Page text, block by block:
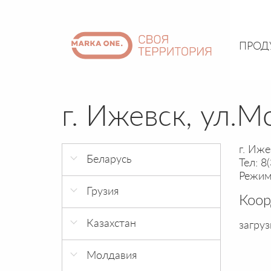
г. Ижевск,
Беларусь
Грузия
Center
Казахстан
Анет Бала 2
Молдавия
г.
Тел: